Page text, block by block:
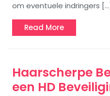
om eventuele indringers […]
Read MoreRead
More
Haarscherpe
een HD